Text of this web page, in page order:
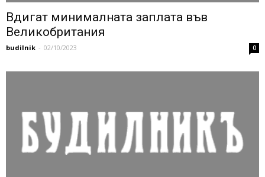
Вдигат минималната заплата във
Великобритания
budilnik - 02/10/2023 0